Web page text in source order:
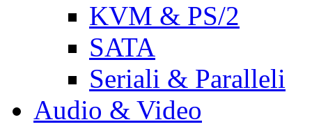
KVM & PS/2
SATA
Seriali & Paralleli
Audio & Video